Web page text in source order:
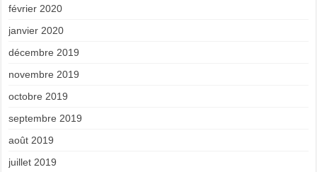
février 2020
janvier 2020
décembre 2019
novembre 2019
octobre 2019
septembre 2019
août 2019
juillet 2019